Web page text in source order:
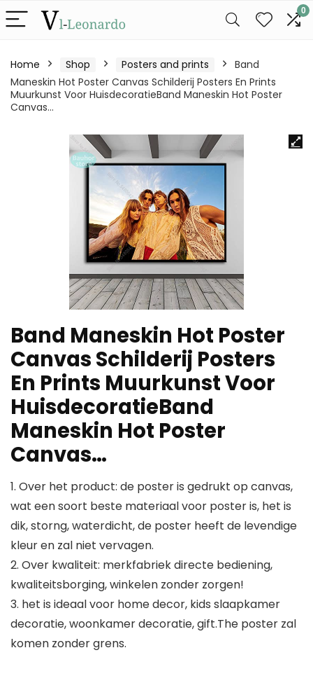
0
Home Shop Posters and prints
Band
Maneskin Hot Poster Canvas Schilderij Posters En Prints
Muurkunst Voor HuisdecoratieBand Maneskin Hot Poster
Canvas…
Band Maneskin Hot Poster
Canvas Schilderij Posters
En Prints Muurkunst Voor
HuisdecoratieBand
Maneskin Hot Poster
Canvas…
1. Over het product: de poster is gedrukt op canvas,
wat een soort beste materiaal voor poster is, het is
dik, storng, waterdicht, de poster heeft de levendige
kleur en zal niet vervagen.
2. Over kwaliteit: merkfabriek directe bediening,
kwaliteitsborging, winkelen zonder zorgen!
3. het is ideaal voor home decor, kids slaapkamer
decoratie, woonkamer decoratie, gift.The poster zal
komen zonder grens.